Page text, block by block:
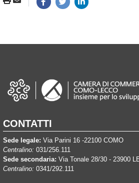
CONTATTI
Sede legale: Via Parini 16 -22100 COMO
Centralino: 031/256.111
Sede secondaria: Via Tonale 28/30 - 23900
Centralino: 0341/292.111